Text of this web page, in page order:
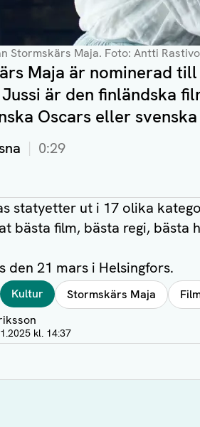
Stormskärs Maja. Foto: Antti Rastivo
Maja är nominerad
Jussi är den finländska
Oscars eller
0:29
statyetter ut i 17 olika
bästa film, bästa regi, bästa
den 21 mars i Helsingfors.
Kultur Stormskärs Maja
kl. 14:37